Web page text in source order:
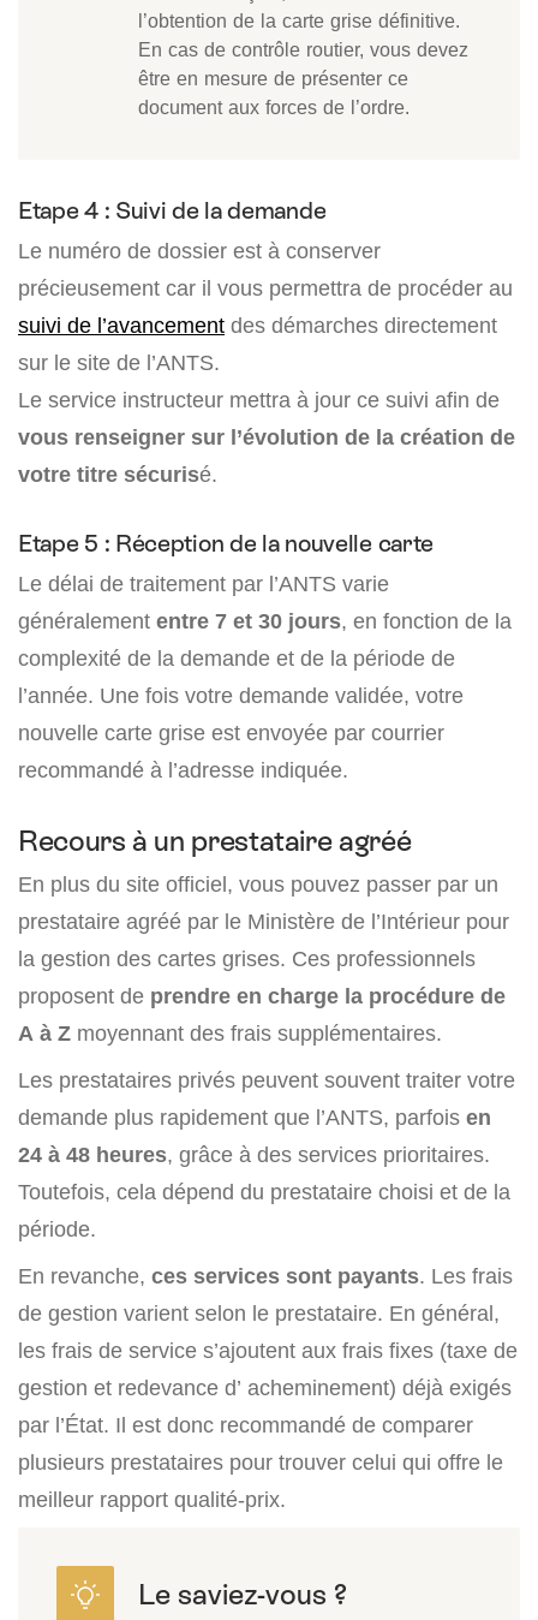
l’obtention de la carte grise définitive.
En cas de contrôle routier, vous devez
être en mesure de présenter ce
document aux forces de l’ordre.
Etape 4 : Suivi de la demande
Le numéro de dossier est à conserver
précieusement car il vous permettra de procéder au
suivi de l’avancement des démarches directement
sur le site de l’ANTS.
Le service instructeur mettra à jour ce suivi afin de
vous renseigner sur l’évolution de la création de
votre titre sécurisé.
Etape 5 : Réception de la nouvelle carte
Le délai de traitement par l’ANTS varie
généralement entre 7 et 30 jours, en fonction de la
complexité de la demande et de la période de
l’année. Une fois votre demande validée, votre
nouvelle carte grise est envoyée par courrier
recommandé à l’adresse indiquée.
Recours à un prestataire agréé
En plus du site officiel, vous pouvez passer par un
prestataire agréé par le Ministère de l’Intérieur pour
la gestion des cartes grises. Ces professionnels
proposent de prendre en charge la procédure de
A à Z moyennant des frais supplémentaires.
Les prestataires privés peuvent souvent traiter votre
demande plus rapidement que l’ANTS, parfois en
24 à 48 heures, grâce à des services prioritaires.
Toutefois, cela dépend du prestataire choisi et de la
période.
En revanche, ces services sont payants. Les frais
de gestion varient selon le prestataire. En général,
les frais de service s’ajoutent aux frais fixes (taxe de
gestion et redevance d’ acheminement) déjà exigés
par l’État. Il est donc recommandé de comparer
plusieurs prestataires pour trouver celui qui offre le
meilleur rapport qualité-prix.